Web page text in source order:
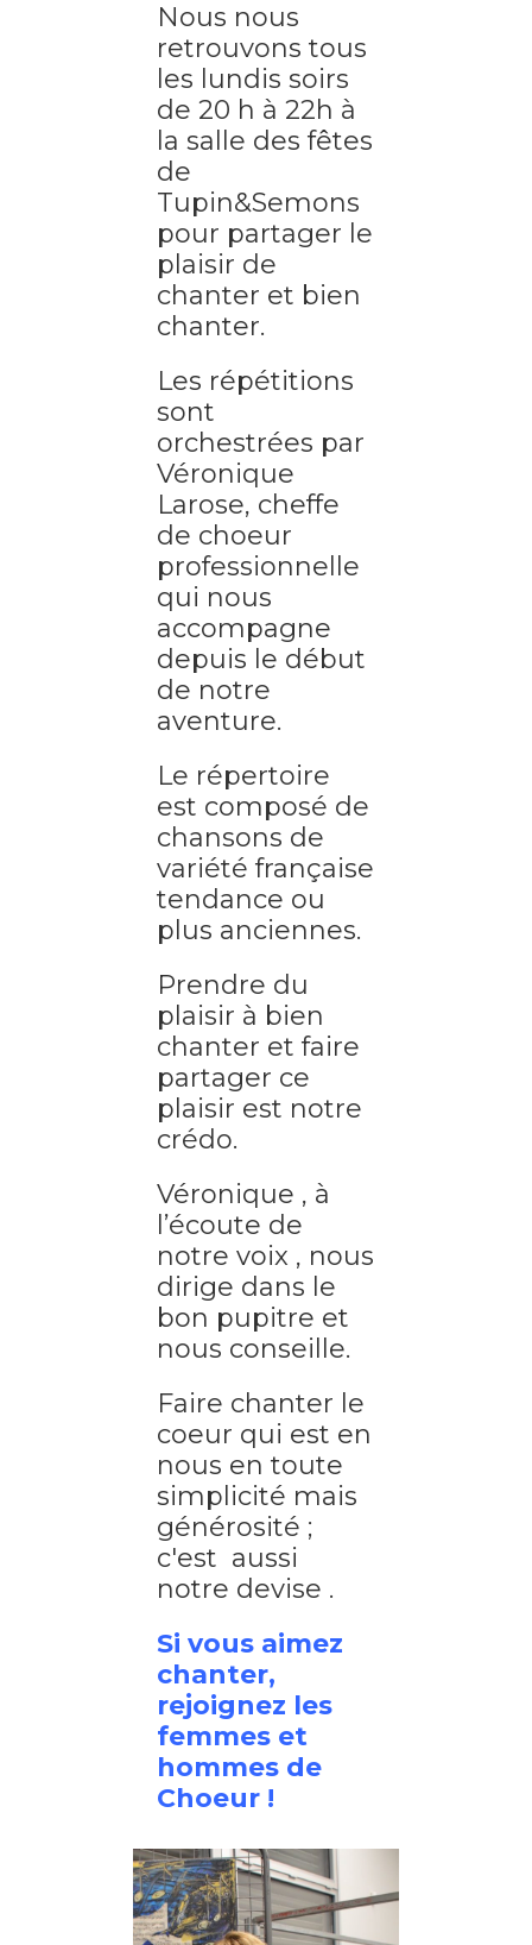
Nous nous
retrouvons tous
les lundis soirs
de 20 h à 22h à
la salle des fêtes
de
Tupin&Semons
pour partager le
plaisir de
chanter et bien
chanter.
Les répétitions
sont
orchestrées par
Véronique
Larose, cheffe
de choeur
professionnelle
qui nous
accompagne
depuis le début
de notre
aventure.
Le répertoire
est composé de
chansons de
variété française
tendance ou
plus anciennes.
Prendre du
plaisir à bien
chanter et faire
partager ce
plaisir est notre
crédo.
Véronique , à
l’écoute de
notre voix , nous
dirige dans le
bon pupitre et
nous conseille.
Faire chanter le
coeur qui est en
nous en toute
simplicité mais
générosité ;
c'est aussi
notre devise .
Si vous aimez
chanter,
rejoignez les
femmes et
hommes de
Choeur !